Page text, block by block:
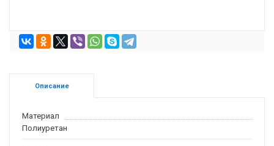
Описание
Материал
Полиуретан